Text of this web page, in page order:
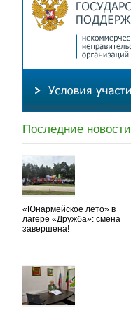
Последние новости
«Юнармейское лето» в
лагере «Дружба»: смена
завершена!